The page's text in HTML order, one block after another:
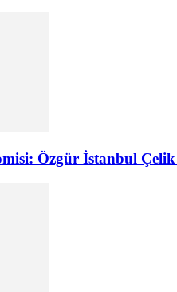
Özgür İstanbul